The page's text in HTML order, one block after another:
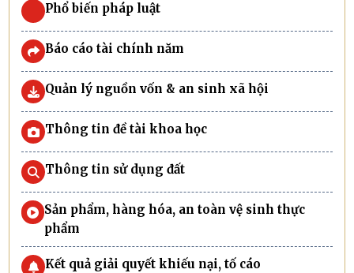
Phổ biến pháp luật
Báo cáo tài chính năm
Quản lý nguồn vốn & an sinh xã hội
Thông tin đề tài khoa học
Thông tin sử dụng đất
Sản phẩm, hàng hóa, an toàn vệ sinh thực
phẩm
Kết quả giải quyết khiếu nại, tố cáo